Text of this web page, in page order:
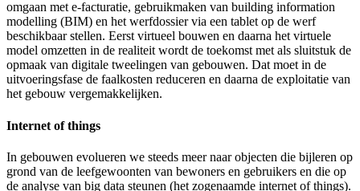
omgaan met e-facturatie, gebruikmaken van building information
modelling (BIM) en het werfdossier via een tablet op de werf
beschikbaar stellen. Eerst virtueel bouwen en daarna het virtuele
model omzetten in de realiteit wordt de toekomst met als sluitstuk de
opmaak van digitale tweelingen van gebouwen. Dat moet in de
uitvoeringsfase de faalkosten reduceren en daarna de exploitatie van
het gebouw vergemakkelijken.
Internet of things
In gebouwen evolueren we steeds meer naar objecten die bijleren op
grond van de leefgewoonten van bewoners en gebruikers en die op
de analyse van big data steunen (het zogenaamde internet of things).